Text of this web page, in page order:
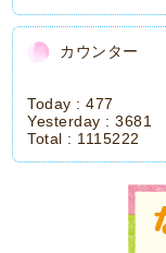
カウンター
Today :477
Yesterday :3681
Total : 1115222